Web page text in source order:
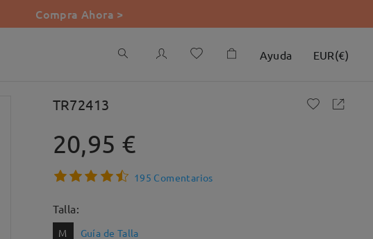
Compra Ahora >
Ayuda EUR(€)
TR72413
20,95 €
195 Comentarios
Talla:
M Guía de Talla